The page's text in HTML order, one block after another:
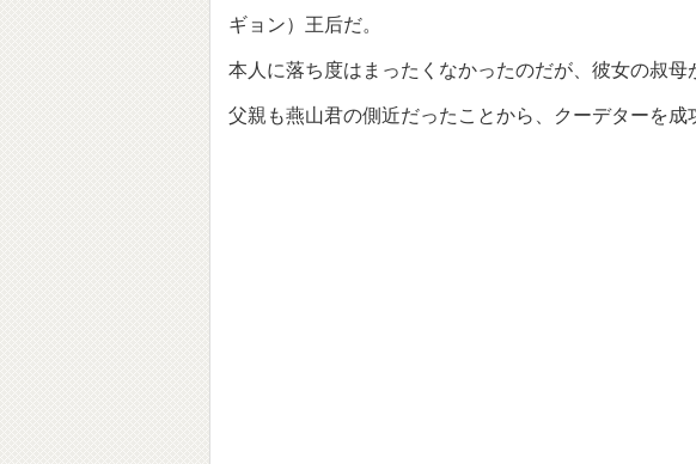
ギョン）王后だ。
本人に落ち度はまったくなかったのだが、彼女の叔母
父親も燕山君の側近だったことから、クーデターを成